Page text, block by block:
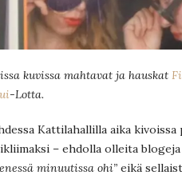
kuvissa mahtavat ja hauskat
-Lotta.
Kattilahallilla aika kivoissa
– ehdolla olleita
minuutissa ohi” eikä